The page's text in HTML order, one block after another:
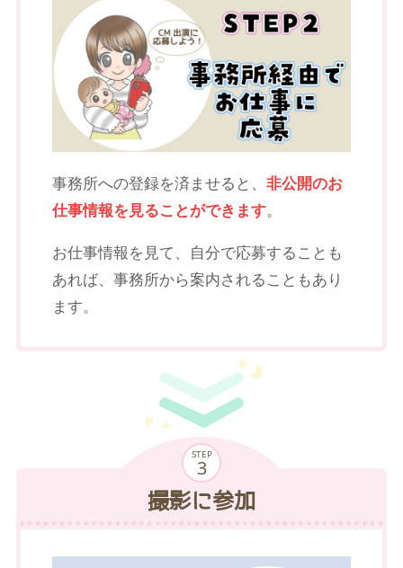
事務所への登録を済ませると、 非公開のお
仕事情報を見ることができます。
お仕事情報を見て、自分で応募することも
あれば、事務所から案内されることもあり
ます。
STEP
撮影に参加